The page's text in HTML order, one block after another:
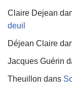
Claire Dejean
deuil
Déjean Claire
Jacques Guérin
Theuillon dans